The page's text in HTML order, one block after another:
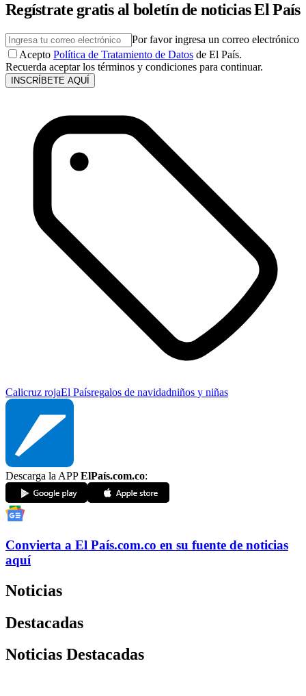
Regístrate gratis al boletín de noticias El País
Por favor ingresa un correo electrónico
Acepto Política de Tratamiento de Datos de El País.
Recuerda aceptar los términos y condiciones para continuar.
INSCRÍBETE AQUÍ
Calicruz rojaEl Paísregalos de navidadniños y niñas
Descarga la APPElPaís.com.co:
Convierta a El País.com.co en su fuente de noticias
aquí
Noticias
Destacadas
Noticias Destacadas